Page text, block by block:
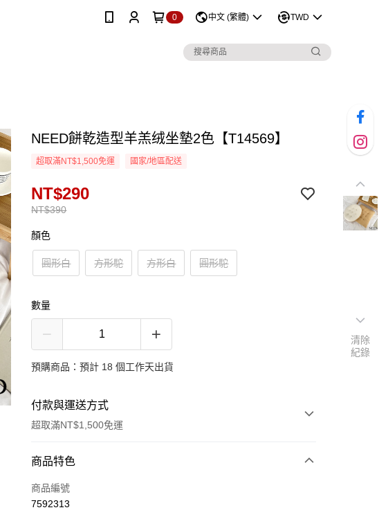
0 中文 (繁體) TWD
NEED餅乾造型羊羔绒坐墊2色【T14569】
超取滿NT$1,500免運 國家/地區配送
NT$390
NT$290
顏色
圓形白 方形駝 方形白 圓形駝
數量
預購商品：預計 18 個工作天出貨
付款與運送方式
超取滿NT$1,500免運
付款方式
信用卡一次付款
商品特色
商品編號
7592313
清除
紀錄